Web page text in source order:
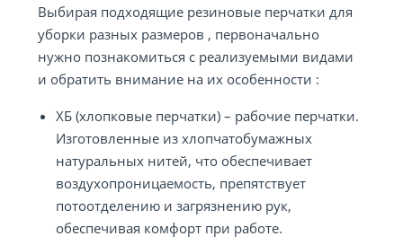
Выбирая подходящие резиновые перчатки для
уборки разных размеров , первоначально
нужно познакомиться с реализуемыми видами
и обратить внимание на их особенности :
ХБ (хлопковые перчатки) – рабочие перчатки.
Изготовленные из хлопчатобумажных
натуральных нитей, что обеспечивает
воздухопроницаемость, препятствует
потоотделению и загрязнению рук,
обеспечивая комфорт при работе.